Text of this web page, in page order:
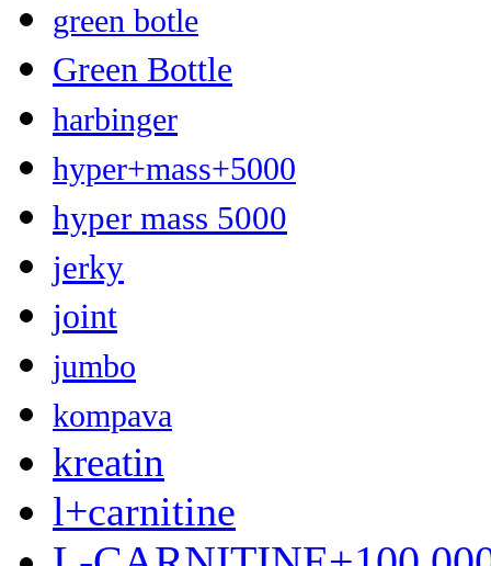
green botle
Green Bottle
harbinger
hyper+mass+5000
hyper mass 5000
jerky
joint
jumbo
kompava
kreatin
l+carnitine